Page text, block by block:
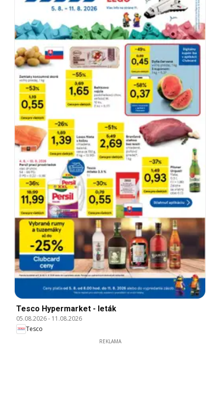
Tesco Hypermarket - leták
05.08.2026- 11.08.2026
Tesco
REKLAMA